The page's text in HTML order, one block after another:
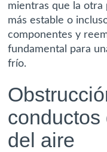
mientras que la otra
más estable o
componentes y
fundamental para
frío.
conductos
del aire